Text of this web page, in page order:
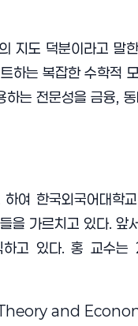
지도 덕분이라고 말
하는 복잡한 수학적
하는 전문성을 금융,
여 한국외국어대학
을 가르치고 있다. 앞
고 있다.홍 교수는
and